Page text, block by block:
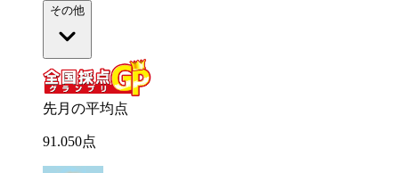
その他
先月の平均点
91 .050点